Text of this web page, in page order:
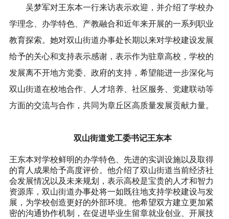
吴梦军对王东本一行来访表示欢迎， 并介绍了学校办
学理念、办学特色、产教融合和近年来开展的一系列职业
教育探索。 她对双山街道办事处长期以来对学校建设发展
给予的关心和支持表示感谢，表示作为驻章高校，学校的
发展离不开地方党委、政府的支持，希望能进一步深化与
双山街道在校地合作、人才培养、社区服务、党建联动等
方面的交流与合作，共同为章丘区高质量发展贡献力量。
双山街道党工委书记王东本
王东本对学校鲜明的办学特色、先进的实训设施以及取得
的育人成果给予高度评价。 他介绍了双山街道当前经济社
会发展情况以及未来规划，表示高校是宝贵的人才和智力
资源库，双山街道办事处将一如既往地支持学校建设与发
展，为学校创造更好的外部环境。 他希望双方建立更加紧
密的沟通协作机制，在促进毕业生留章就业创业、开展技